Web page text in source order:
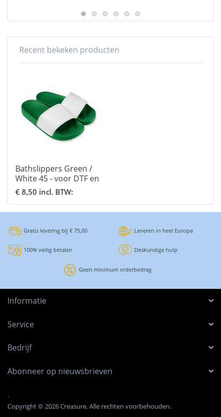
Recent bekeken producten
Bathslippers Green /
White 45 - voor DTF en
Flex
€ 8,50 incl. BTW:
Gratis levering bij € 75,00 Leveren in heel Europa
100% veilig betalen Deskundige hulp
Geen minimum orderbedrag
Informatie
Service
Bedrijf
Abonneer op nieuwsbrieven
.
Copyright © 2026 Creasure. Alle rechten voorbehouden.